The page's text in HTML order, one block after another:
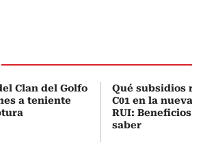
Clan del Golfo
a teniente
Qué subsidios
C01 en la nueva
RUI: Beneficios
saber